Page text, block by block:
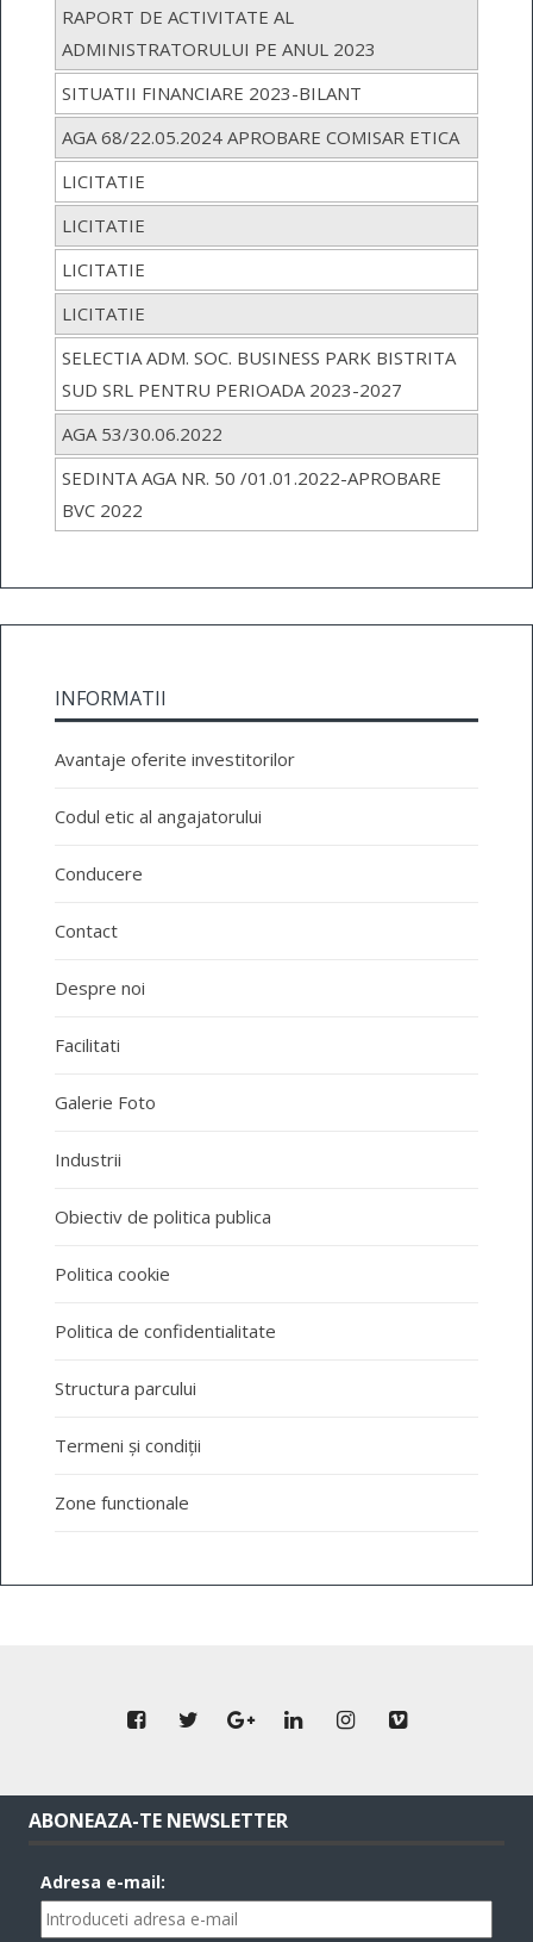
RAPORT DE ACTIVITATE AL
ADMINISTRATORULUI PE ANUL 2023
SITUATII FINANCIARE 2023-BILANT
AGA 68/22.05.2024 APROBARE COMISAR ETICA
LICITATIE
LICITATIE
LICITATIE
LICITATIE
SELECTIA ADM. SOC. BUSINESS PARK BISTRITA
SUD SRL PENTRU PERIOADA 2023-2027
AGA 53/30.06.2022
SEDINTA AGA NR. 50 /01.01.2022-APROBARE
BVC 2022
INFORMATII
Avantaje oferite investitorilor
Codul etic al angajatorului
Conducere
Contact
Despre noi
Facilitati
Galerie Foto
Industrii
Obiectiv de politica publica
Politica cookie
Politica de confidentialitate
Structura parcului
Termeni și condiții
Zone functionale
ABONEAZA-TE NEWSLETTER
Adresa e-mail: